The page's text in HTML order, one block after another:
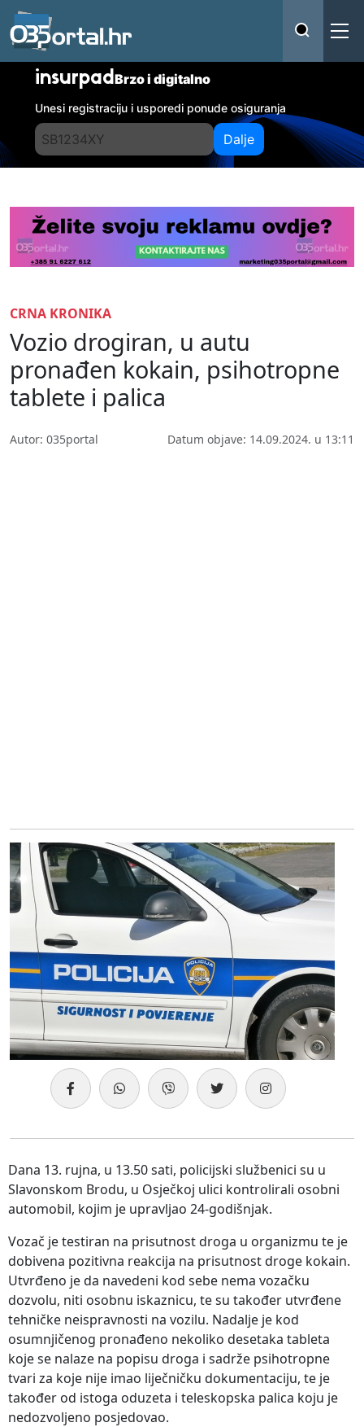
insurpadBrzo i digitalno
Unesi registraciju i usporedi ponude osiguranja
Dalje
CRNA KRONIKA
Vozio drogiran, u autu
pronađen kokain, psihotropne
tablete i palica
Autor: 035portal Datum objave: 14.09.2024. u 13:11
Dana 13. rujna, u 13.50 sati, policijski službenici su u
Slavonskom Brodu, u Osječkoj ulici kontrolirali osobni
automobil, kojim je upravljao 24-godišnjak.
Vozač je testiran na prisutnost droga u organizmu te je
dobivena pozitivna reakcija na prisutnost droge kokain.
Utvrđeno je da navedeni kod sebe nema vozačku
dozvolu, niti osobnu iskaznicu, te su također utvrđene
tehničke neispravnosti na vozilu. Nadalje je kod
osumnjičenog pronađeno nekoliko desetaka tableta
koje se nalaze na popisu droga i sadrže psihotropne
tvari za koje nije imao liječničku dokumentaciju, te je
također od istoga oduzeta i teleskopska palica koju je
nedozvoljeno posjedovao.